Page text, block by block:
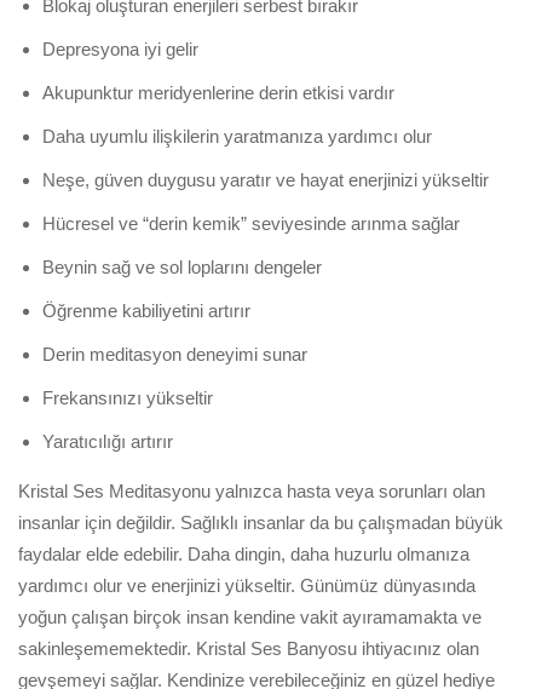
Blokaj oluşturan enerjileri serbest bırakır
Depresyona iyi gelir
Akupunktur meridyenlerine derin etkisi vardır
Daha uyumlu ilişkilerin yaratmanıza yardımcı olur
Neşe, güven duygusu yaratır ve hayat enerjinizi yükseltir
Hücresel ve “derin kemik” seviyesinde arınma sağlar
Beynin sağ ve sol loplarını dengeler
Öğrenme kabiliyetini artırır
Derin meditasyon deneyimi sunar
Frekansınızı yükseltir
Yaratıcılığı artırır
Kristal Ses Meditasyonu yalnızca hasta veya sorunları olan
insanlar için değildir. Sağlıklı insanlar da bu çalışmadan büyük
faydalar elde edebilir. Daha dingin, daha huzurlu olmanıza
yardımcı olur ve enerjinizi yükseltir. Günümüz dünyasında
yoğun çalışan birçok insan kendine vakit ayıramamakta ve
sakinleşememektedir. Kristal Ses Banyosu ihtiyacınız olan
gevşemeyi sağlar. Kendinize verebileceğiniz en güzel hediye